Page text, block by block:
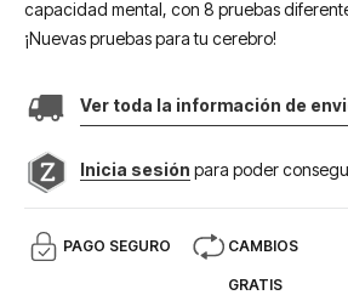
capacidad mental, con 8 pruebas
¡Nuevas pruebas para tu cerebro!
Ver toda la información de
Inicia sesión para poder
PAGO SEGURO CAMBIOS
GRATIS